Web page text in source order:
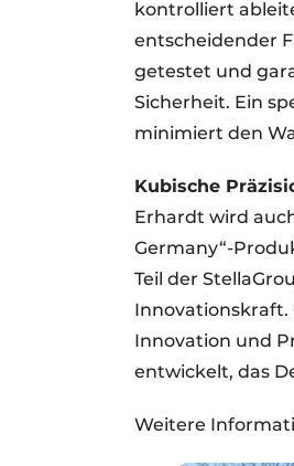
kontrolliert
entscheidender
getestet und
Sicherheit. Ein
minimiert den
Kubische
Erhardt wird
Germany“-
Teil der
Innovationskraft.
Innovation und
entwickelt, das
Weitere